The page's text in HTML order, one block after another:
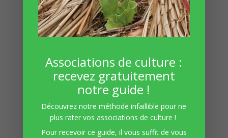
En savoir plus
Associations de culture :
recevez gratuitement
notre guide !
Découvrez notre méthode infaillible pour ne
plus rater vos associations de culture !
Pour recevoir ce guide, il vous suffit de vous